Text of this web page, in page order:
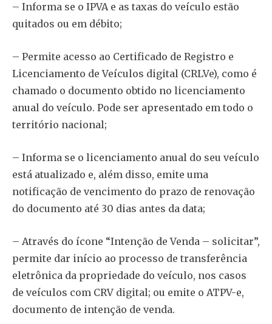
– Informa se o IPVA e as taxas do veículo estão
quitados ou em débito;
– Permite acesso ao Certificado de Registro e
Licenciamento de Veículos digital (CRLVe), como é
chamado o documento obtido no licenciamento
anual do veículo. Pode ser apresentado em todo o
território nacional;
– Informa se o licenciamento anual do seu veículo
está atualizado e, além disso, emite uma
notificação de vencimento do prazo de renovação
do documento até 30 dias antes da data;
– Através do ícone “Intenção de Venda – solicitar”,
permite dar início ao processo de transferência
eletrônica da propriedade do veículo, nos casos
de veículos com CRV digital; ou emite o ATPV-e,
documento de intenção de venda.